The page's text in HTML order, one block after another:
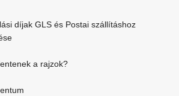
díjak GLS és Postai szállításhoz
a rajzok?